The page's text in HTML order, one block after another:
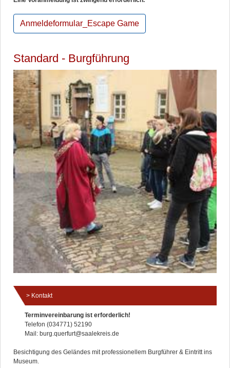
Anmeldeformular_Escape Game
Standard - Burgführung
Kontakt
Terminvereinbarung ist erforderlich!
Telefon (034771) 52190
Mail: burg.querfurt@saalekreis.de
Besichtigung des Geländes mit professionellem Burgführer & Eintritt ins
Museum.